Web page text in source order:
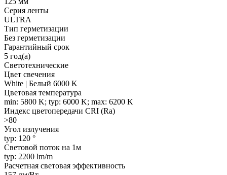
Серия ленты
ULTRA
Тип герметизации
Без герметизации
Гарантийный срок
5 год(а)
Светотехнические
Цвет свечения
White | Белый 6000 K
Цветовая температура
min: 5800 K; typ: 6000 K; max: 6200 K
Индекс цветопередачи CRI (Ra)
>80
Угол излучения
typ: 120 °
Световой поток на 1м
typ: 2200 lm/m
Расчетная световая эффективность